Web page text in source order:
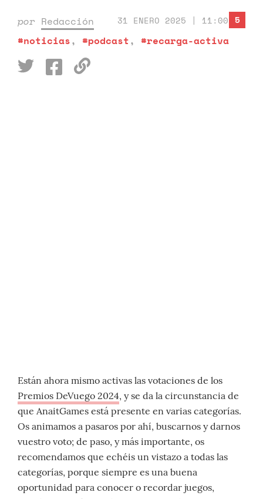
por Redacción 31 ENERO 2025 | 11:00
#noticias, #podcast, #recarga-activa
5
Están ahora mismo activas las votaciones de los
Premios DeVuego 2024, y se da la circunstancia de
que AnaitGames está presente en varias categorías.
Os animamos a pasaros por ahí, buscarnos y darnos
vuestro voto; de paso, y más importante, os
recomendamos que echéis un vistazo a todas las
categorías, porque siempre es una buena
oportunidad para conocer o recordar juegos,